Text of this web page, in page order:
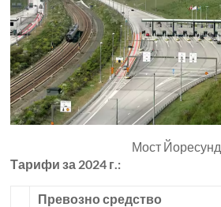
Мост Йоресунд
Тарифи за 2024 г.:
Превозно средство